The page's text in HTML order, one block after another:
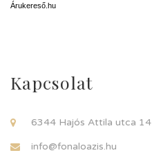
Árukereső.hu
Kapcsolat
6344 Hajós Attila utca 14
info@fonaloazis.hu